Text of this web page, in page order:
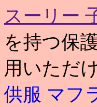
スーリー
を持つ保
用いただ
供服 マフ